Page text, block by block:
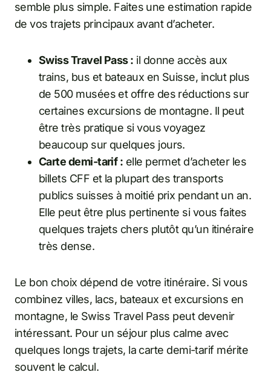
semble plus simple. Faites une estimation rapide
de vos trajets principaux avant d’acheter.
Swiss Travel Pass : il donne accès aux
trains, bus et bateaux en Suisse, inclut plus
de 500 musées et offre des réductions sur
certaines excursions de montagne. Il peut
être très pratique si vous voyagez
beaucoup sur quelques jours.
Carte demi-tarif : elle permet d’acheter les
billets CFF et la plupart des transports
publics suisses à moitié prix pendant un an.
Elle peut être plus pertinente si vous faites
quelques trajets chers plutôt qu’un itinéraire
très dense.
Le bon choix dépend de votre itinéraire. Si vous
combinez villes, lacs, bateaux et excursions en
montagne, le Swiss Travel Pass peut devenir
intéressant. Pour un séjour plus calme avec
quelques longs trajets, la carte demi-tarif mérite
souvent le calcul.